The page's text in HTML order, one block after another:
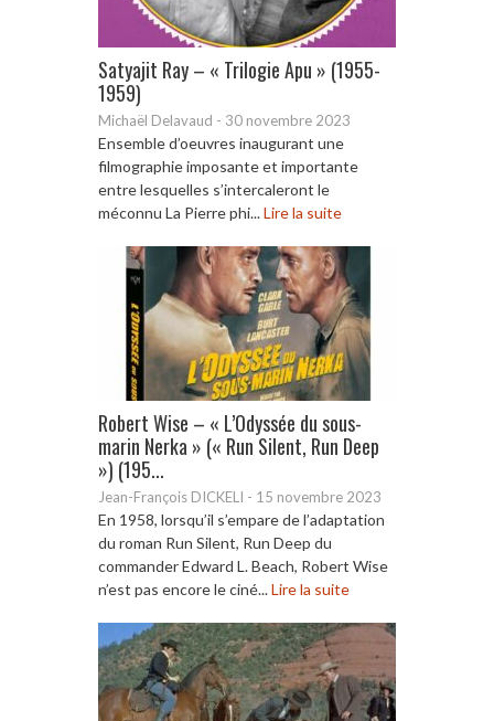
Satyajit Ray – « Trilogie Apu » (1955-
1959)
Michaël Delavaud - 30 novembre 2023
Ensemble d’oeuvres inaugurant une
filmographie imposante et importante
entre lesquelles s’intercaleront le
méconnu La Pierre phi...Lire la suite
Robert Wise – « L’Odyssée du sous-
marin Nerka » (« Run Silent, Run Deep
») (195...
Jean-François DICKELI - 15 novembre 2023
En 1958, lorsqu’il s’empare de l’adaptation
du roman Run Silent, Run Deep du
commander Edward L. Beach, Robert Wise
n’est pas encore le ciné...Lire la suite